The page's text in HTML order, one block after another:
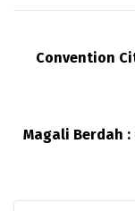
Convention
Magali Berdah :